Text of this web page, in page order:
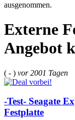
ausgenommen.
Externe
Angebot
( - ) vor2001 Tagen
-Test- Seagate
Festplatte